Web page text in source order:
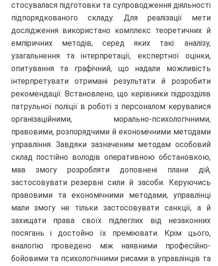
стосувалася підготовки та супроводження діяльності
підпорядкованого складу. Для реалізації мети
дослідження використано комплекс теоретичних й
емпіричних методів, серед яких такі: аналізу,
узагальнення та інтерпретації, експертної оцінки,
опитування та графічний, що надали можливість
інтерпретувати отримані результати й розробити
рекомендації. Встановлено, що керівники підрозділів
патрульної поліції в роботі з персоналом керувалися
організаційними, морально-психологічними,
правовими, розпорядчими й економічними методами
управління. Завдяки зазначеним методам особовий
склад постійно володів оперативною обстановкою,
мав змогу розробляти доповнені плани дій,
застосовувати резервні сили й засоби. Керуючись
правовими та економічними методами, управлінці
мали змогу не тільки застосовувати санкції, а й
захищати права своїх підлеглих від незаконних
посягань і достойно їх преміювати. Крім цього,
аналогію проведено між наявними професійно-
бойовими та психологічними рисами в управлінців та